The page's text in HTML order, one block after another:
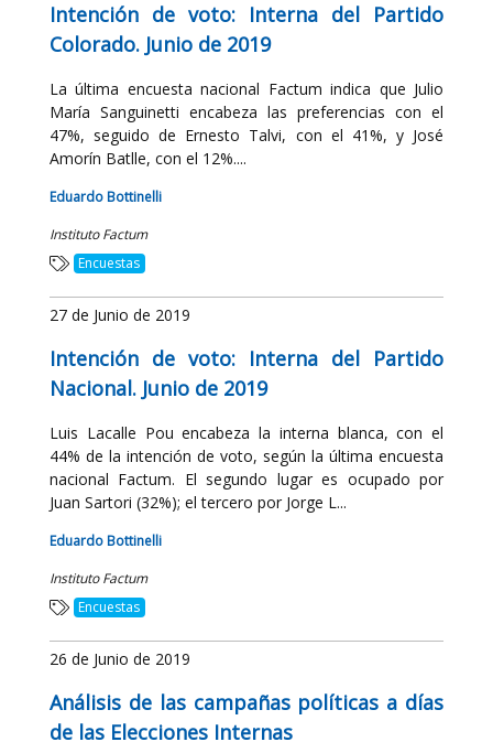
Intención de voto: Interna del Partido
Colorado. Junio de 2019
La última encuesta nacional Factum indica que Julio
María Sanguinetti encabeza las preferencias con el
47%, seguido de Ernesto Talvi, con el 41%, y José
Amorín Batlle, con el 12%....
Eduardo Bottinelli
Instituto Factum
Encuestas
27 de Junio de 2019
Intención de voto: Interna del Partido
Nacional. Junio de 2019
Luis Lacalle Pou encabeza la interna blanca, con el
44% de la intención de voto, según la última encuesta
nacional Factum. El segundo lugar es ocupado por
Juan Sartori (32%); el tercero por Jorge L...
Eduardo Bottinelli
Instituto Factum
Encuestas
26 de Junio de 2019
Análisis de las campañas políticas a días
de las Elecciones Internas